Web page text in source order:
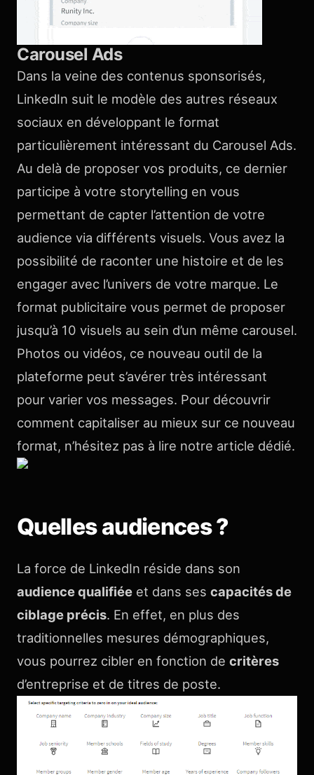
Carousel Ads
Dans la veine des contenus sponsorisés,
LinkedIn suit le modèle des autres réseaux
sociaux en développant le format
particulièrement intéressant du Carousel Ads.
Au delà de proposer vos produits, ce dernier
participe à votre storytelling en vous
permettant de capter l’attention de votre
audience via différents visuels. Vous avez la
possibilité de raconter une histoire et de les
engager avec l’univers de votre marque. Le
format publicitaire vous permet de proposer
jusqu’à 10 visuels au sein d’un même carousel.
Photos ou vidéos, ce nouveau outil de la
plateforme peut s’avérer très intéressant
pour varier vos messages. Pour découvrir
comment capitaliser au mieux sur ce nouveau
format, n’hésitez pas à lire notre article dédié.
Quelles audiences ?
La force de LinkedIn réside dans son
audience qualifiée et dans ses capacités de
ciblage précis. En effet, en plus des
traditionnelles mesures démographiques,
vous pourrez cibler en fonction de critères
d’entreprise et de titres de poste.